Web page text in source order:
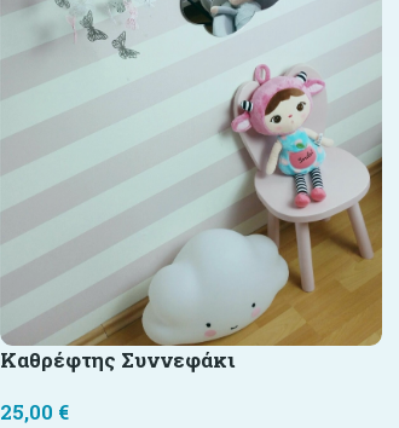
Καθρέφτης Συννεφάκι
25,00 €